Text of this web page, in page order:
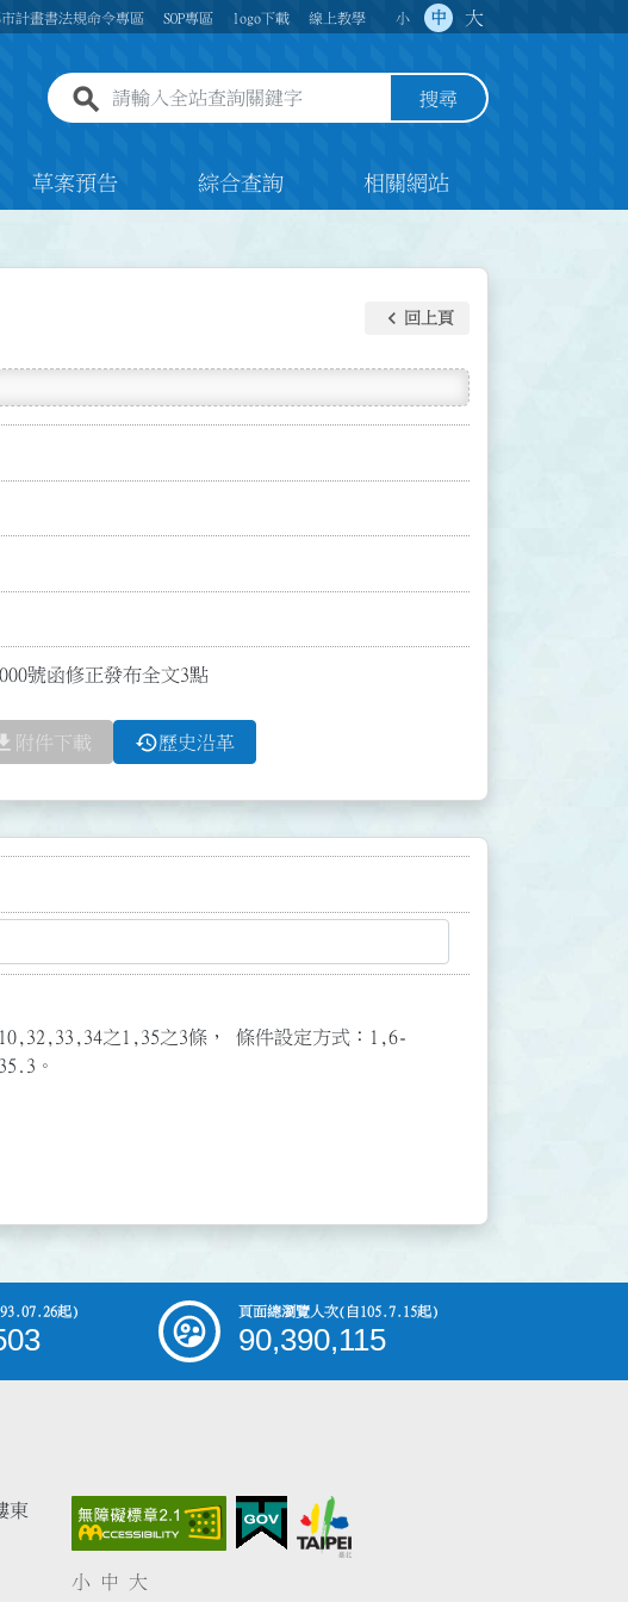
計畫書法規命令專區 SOP專區 logo下載 線上教學 小 中 大
全站查詢關鍵字欄位 搜尋
草案預告 綜合查詢 相關網站
keyboard_arrow_left 回上頁
號函修正發布全文3點
附件下載 history歷史沿革
之1,35之3條， 條件設定方式：1,6-
。
起) 頁面總瀏覽人次(自105.7.15起)
90,390,115
東
小 中 大